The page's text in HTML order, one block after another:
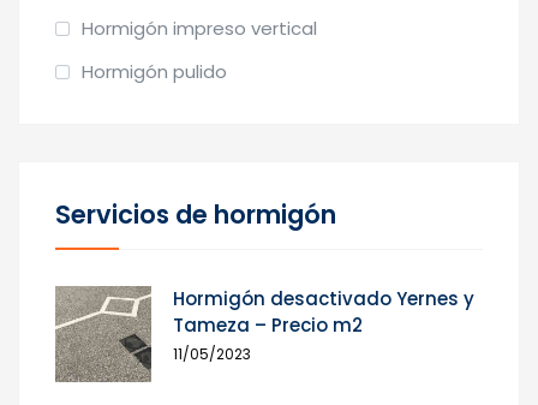
Hormigón impreso vertical
Hormigón pulido
Servicios de hormigón
Hormigón desactivado Yernes y
Tameza – Precio m2
11/05/2023